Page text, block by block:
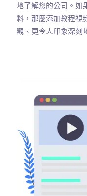
地了解您的公司。如
料，那麼添加教程視
觀、更令人印象深刻